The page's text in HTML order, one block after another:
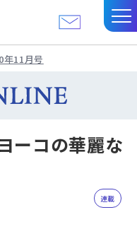
年11月号
ーコの華麗な
連載